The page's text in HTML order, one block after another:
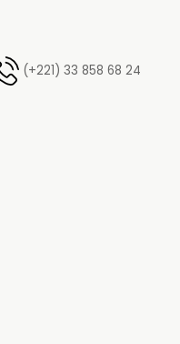
(+221) 33 858 68 24